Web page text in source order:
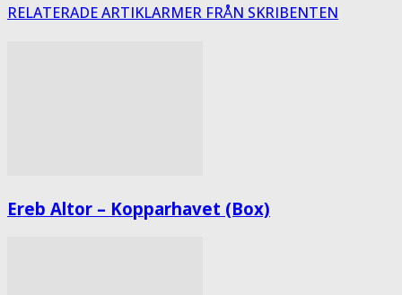
RELATERADE ARTIKLARMER FRÅN SKRIBENTEN
Ereb Altor – Kopparhavet (Box)